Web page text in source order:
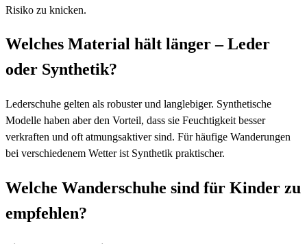
Risiko zu knicken.
Welches Material hält länger – Leder
oder Synthetik?
Lederschuhe gelten als robuster und langlebiger. Synthetische
Modelle haben aber den Vorteil, dass sie Feuchtigkeit besser
verkraften und oft atmungsaktiver sind. Für häufige Wanderungen
bei verschiedenem Wetter ist Synthetik praktischer.
Welche Wanderschuhe sind für Kinder zu
empfehlen?